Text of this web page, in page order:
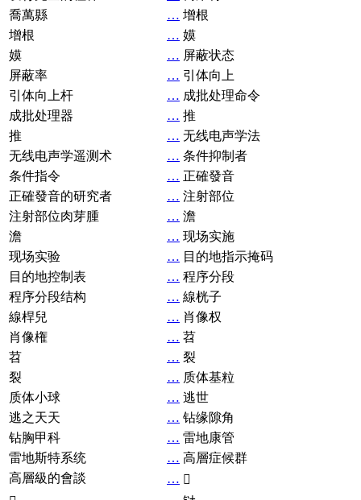
喬萬縣
… 增根
增根
… 嫫
嫫
… 屏蔽状态
屏蔽率
… 引体向上
引体向上杆
… 成批处理命令
成批处理器
… 推
推
… 无线电声学法
无线电声学遥测术
… 条件抑制者
条件指令
… 正確發音
正確發音的研究者
… 注射部位
注射部位肉芽腫
… 澹
澹
… 现场实施
现场实验
… 目的地指示掩码
目的地控制表
… 程序分段
程序分段结构
… 線桄子
線桿兒
… 肖像权
肖像権
… 苕
苕
… 裂
裂
… 质体基粒
质体小球
… 逃世
逃之天天
… 钻缘隙角
钻胸甲科
… 雷地康管
雷地斯特系统
… 高層症候群
高層級的會談
… 𧘞